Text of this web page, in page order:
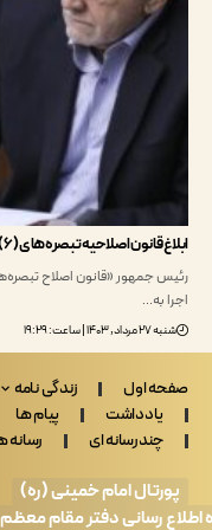
تبصره‌های (۶) و (۱۳) قانون بودجه سال ۱۴۰۳ کل کشور
اول زندگی نامه
پیام ها
ای
رسانه های دیگر
امام خمینی (ره)
رسانی دفتر مقام معظم رهبری